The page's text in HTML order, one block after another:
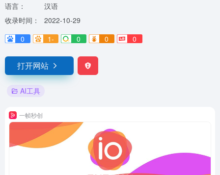
语言：
汉语
收录时间：
2022-10-29
0
1- 0 0 0
打开网站
AI工具
一帧秒创